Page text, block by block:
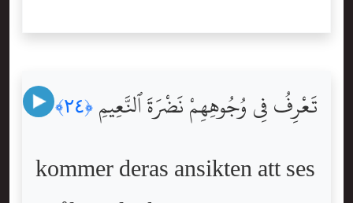
تَعْرِفُ فِى وُجُوهِهِمْ نَضْرَةَ ٱلنَّعِيمِ ﴿٢٤﴾
kommer deras ansikten att ses